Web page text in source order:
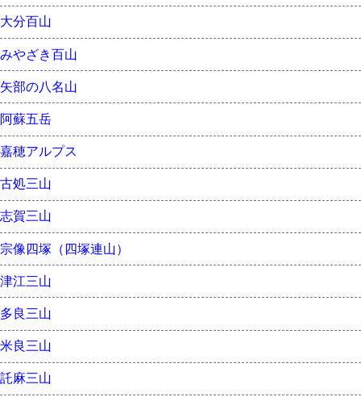
大分百山
みやざき百山
矢部の八名山
阿蘇五岳
嘉穂アルプス
古処三山
志賀三山
宗像四塚（四塚連山）
津江三山
多良三山
米良三山
託麻三山